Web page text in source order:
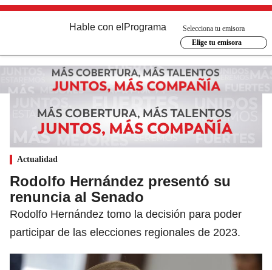
Hable con el Programa
Selecciona tu emisora
Elige tu emisora
Actualidad
Rodolfo Hernández presentó su
renuncia al Senado
Rodolfo Hernández tomo la decisión para poder
participar de las elecciones regionales de 2023.